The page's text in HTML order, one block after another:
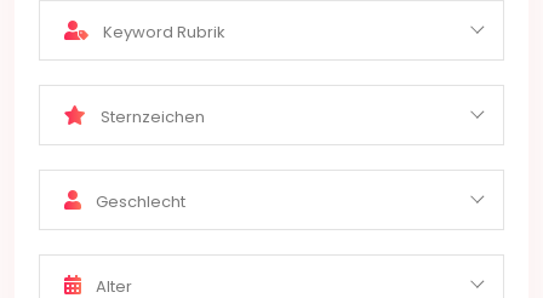
Keyword Rubrik
Sternzeichen
Geschlecht
Alter